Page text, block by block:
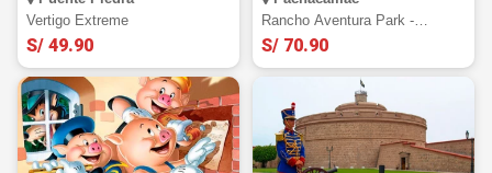
Vertigo Extreme
S/ 49.90
Rancho Aventura Park -
Pachacamac
S/ 70.90